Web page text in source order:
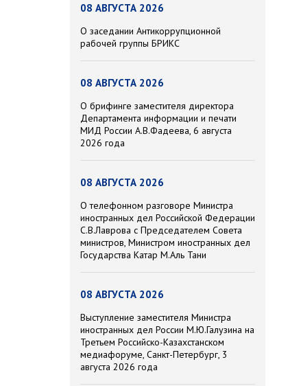
08 АВГУСТА 2026
О заседании Антикоррупционной
рабочей группы БРИКС
08 АВГУСТА 2026
О брифинге заместителя директора
Департамента информации и печати
МИД России А.В.Фадеева, 6 августа
2026 года
08 АВГУСТА 2026
О телефонном разговоре Министра
иностранных дел Российской Федерации
С.В.Лаврова с Председателем Совета
министров, Министром иностранных дел
Государства Катар М.Аль Тани
08 АВГУСТА 2026
Выступление заместителя Министра
иностранных дел России М.Ю.Галузина на
Третьем Российско-Казахстанском
медиафоруме, Санкт-Петербург, 3
августа 2026 года